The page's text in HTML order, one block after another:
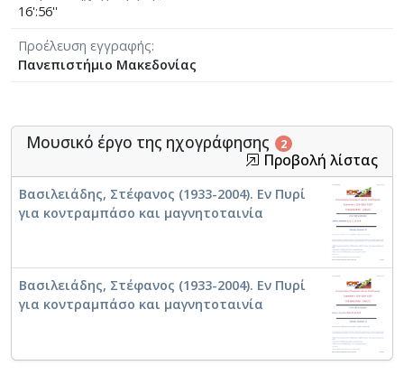
16':56''
Προέλευση εγγραφής
Πανεπιστήμιο Μακεδονίας
Μουσικό έργο της ηχογράφησης 2
Προβολή λίστας
Βασιλειάδης, Στέφανος (1933-2004). Εν Πυρί
για κοντραμπάσο και μαγνητοταινία
Βασιλειάδης, Στέφανος (1933-2004). Εν Πυρί
για κοντραμπάσο και μαγνητοταινία